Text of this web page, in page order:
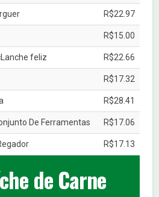
R$22.97
R$15.00
feliz R$22.66
R$17.32
R$28.41
De Ferramentas R$17.06
R$17.13
de Carne